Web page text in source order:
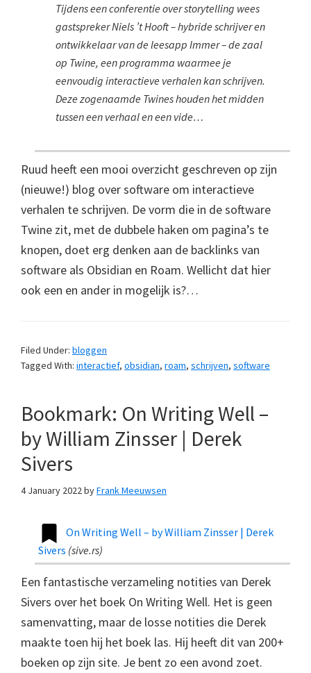
Tijdens een conferentie over storytelling wees
gastspreker Niels ’t Hooft – hybride schrijver en
ontwikkelaar van de leesapp Immer – de zaal
op Twine, een programma waarmee je
eenvoudig interactieve verhalen kan schrijven.
Deze zogenaamde Twines houden het midden
tussen een verhaal en een vide…
Ruud heeft een mooi overzicht geschreven op zijn
(nieuwe!) blog over software om interactieve
verhalen te schrijven. De vorm die in de software
Twine zit, met de dubbele haken om pagina’s te
knopen, doet erg denken aan de backlinks van
software als Obsidian en Roam. Wellicht dat hier
ook een en ander in mogelijk is?…
Filed Under: bloggen
Tagged With: interactief, obsidian, roam, schrijven, software
Bookmark: On Writing Well –
by William Zinsser | Derek
Sivers
4 January 2022byFrank Meeuwsen
On Writing Well – by William Zinsser | Derek
Sivers (sive.rs)
Een fantastische verzameling notities van Derek
Sivers over het boek On Writing Well. Het is geen
samenvatting, maar de losse notities die Derek
maakte toen hij het boek las. Hij heeft dit van 200+
boeken op zijn site. Je bent zo een avond zoet.